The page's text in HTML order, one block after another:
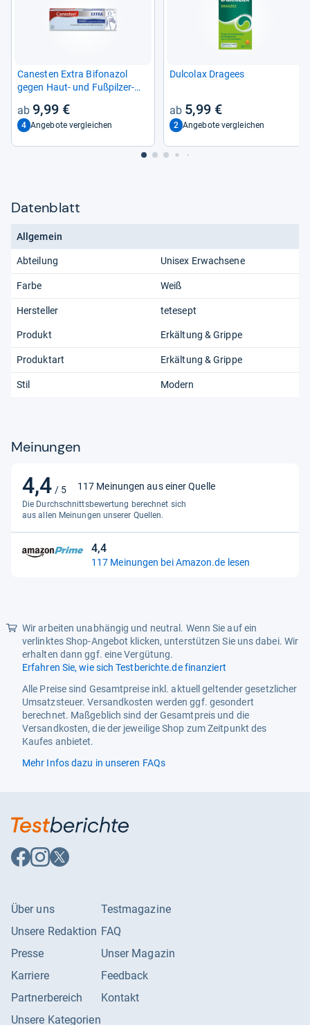
Canes­ten Extra Bifona­zol
gegen Haut-​ und Fuß­pil­zer­
9,99 €
4 Angebote vergleichen
Dul­co­lax Dra­gees
5,99 €
2 Angebote vergleichen
Datenblatt
Allgemein
Abteilung Unisex Erwachsene
Farbe Weiß
Hersteller tetesept
Produkt Erkältung & Grippe
Produktart Erkältung & Grippe
Stil Modern
Meinungen
4,4 / 5
4,4
von
5
Sternen
117 Meinungen aus einer Quelle
Die Durchschnittsbewertung berechnet sich
aus allen Meinungen unserer Quellen.
4,4
4,4
von
117 Meinungen bei Amazon.de lesen
Wir arbeiten unabhängig und neutral. Wenn Sie auf ein
verlinktes Shop-Angebot klicken, unterstützen Sie uns dabei. Wir
erhalten dann ggf. eine Vergütung.
Erfahren Sie, wie sich Testberichte.de finanziert
Alle Preise sind Gesamtpreise inkl. aktuell geltender gesetzlicher
Umsatzsteuer. Versandkosten werden ggf. gesondert
berechnet. Maßgeblich sind der Gesamtpreis und die
Versandkosten, die der jeweilige Shop zum Zeitpunkt des
Kaufes anbietet.
Mehr Infos dazu in unseren FAQs
Auf
Facebook
Auf
Instagram
Auf
X
Über uns
Unsere Redaktion
Presse
Karriere
Partnerbereich
Unsere Kategorien
Testmagazine
FAQ
Unser Magazin
Feedback
Kontakt